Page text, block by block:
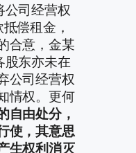
公司经营权
偿租金，
合意，金某
股东亦未在
公司经营权
情权。更何
自由处分，
使，其意思
生权利消灭